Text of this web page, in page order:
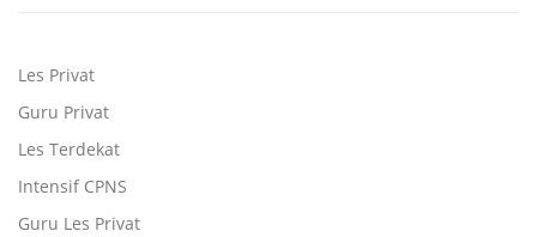
Les Privat
Guru Privat
Les Terdekat
Intensif CPNS
Guru Les Privat